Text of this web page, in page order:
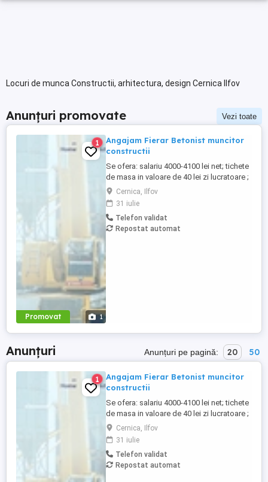
Locuri de munca Constructii, arhitectura, design Cernica Ilfov
Anunțuri promovate Vezi toate
Promovat 1
1
Angajam Fierar Betonist muncitor
constructii
Se ofera: salariu 4000-4100 lei net; tichete
de masa in valoare de 40 lei zi lucratoare ;
asigurare privata de sanatate; decontare
transport; cazare pentru salariatii din
provincie; Ne situam pe platforma
industriala Pallady, aproape de Metrou
Republica, Autostrada A2, CV se transmite
Cernica, Ilfov
31 iulie
Telefon validat
Repostat automat
Anunțuri Anunțuri pe pagină: 20 50
1
Angajam Fierar Betonist muncitor
constructii
Se ofera: salariu 4000-4100 lei net; tichete
de masa in valoare de 40 lei zi lucratoare ;
asigurare privata de sanatate; decontare
transport; cazare pentru salariatii din
provincie; Ne situam pe platforma
industriala Pallady, aproape de Metrou
Republica, Autostrada A2, CV se transmite
Cernica, Ilfov
31 iulie
Telefon validat
Repostat automat